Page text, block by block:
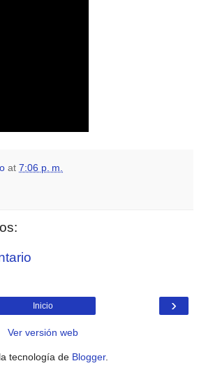
at 7:06 p. m.
›
Inicio
Ver versión web
tecnología de Blogger.